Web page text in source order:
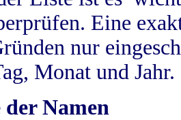
Eine
nur
Monat und Jahr.
der Namen